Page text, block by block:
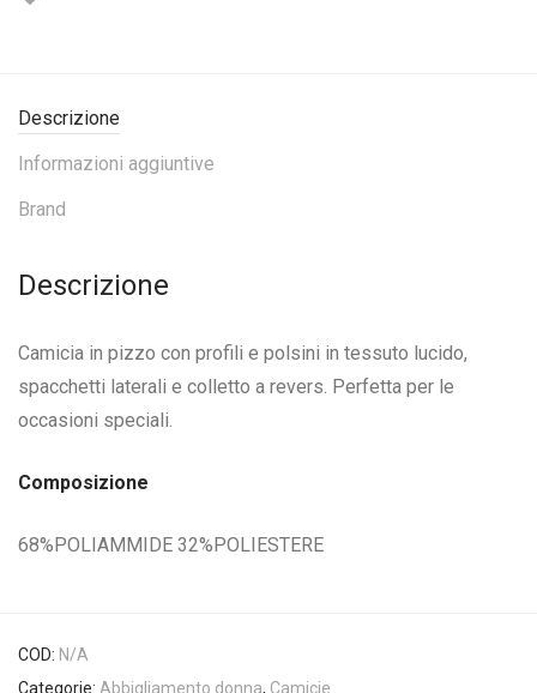
Descrizione
Informazioni aggiuntive
Brand
Descrizione
Camicia in pizzo con profili e polsini in tessuto lucido,
spacchetti laterali e colletto a revers. Perfetta per le
occasioni speciali.
Composizione
68%POLIAMMIDE 32%POLIESTERE
COD: N/A
Categorie: Abbigliamento donna, Camicie